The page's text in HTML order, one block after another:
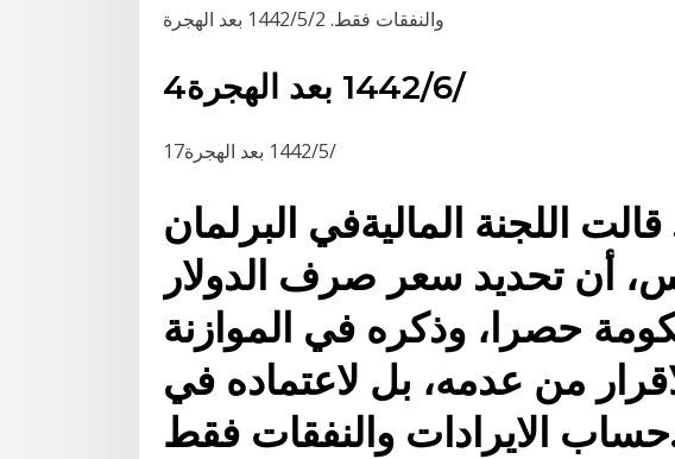
والنفقات فقط. 2‏‏/5‏‏/1442 بعد الهجرة
4‏‏/6‏‏/1442 بعد الهجرة
17‏‏/5‏‏/1442 بعد الهجرة
قالت اللجنة الماليةفي البرلمان
أن تحديد سعر صرف الدولار
حصرا، وذكره في الموازنة
من عدمه، بل لاعتماده في
فقط.